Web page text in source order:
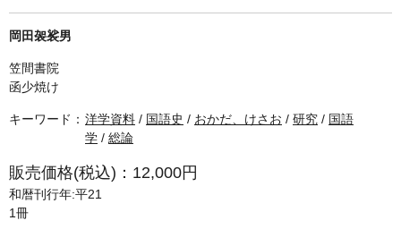
岡田袈裟男
笠間書院
函少焼け
キーワード： 洋学資料 / 国語史 / おかだ、けさお / 研究 / 国語
学 / 総論
販売価格(税込)：12,000円
和暦刊行年:平21
1冊